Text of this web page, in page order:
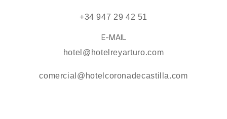
+34 947 29 42 51
E-MAIL
hotel@hotelreyarturo.com
comercial@hotelcoronadecastilla.com